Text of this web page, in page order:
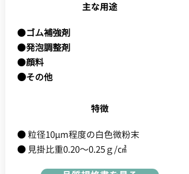
主な用途
●ゴム補強剤
●発泡調整剤
●顔料
●その他
特徴
● 粒径10μm程度の白色微粉末
● 見掛比重0.20～0.25ｇ/㎤